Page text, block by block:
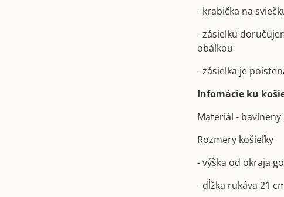
- krabička na
- zásielku
obálkou
- zásielka je
Infomácie ku
Materiál - bavlnený
Rozmery košieľky
- výška od okraja
- dĺžka rukáva 21